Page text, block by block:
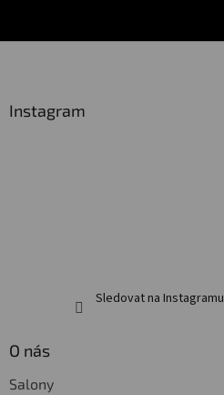
Instagram
Sledovat na Instagramu
O nás
Salony